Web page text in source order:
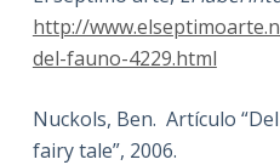
http://
del-fauno-4229.html
Nuckols, Ben. Artículo
fairy tale”, 2006.